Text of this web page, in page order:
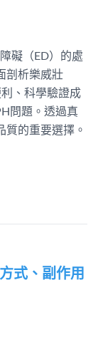
礙（ED）的處
剖析樂威壯
、科學驗證成
問題。透過真
質的重要選擇。
式、副作用